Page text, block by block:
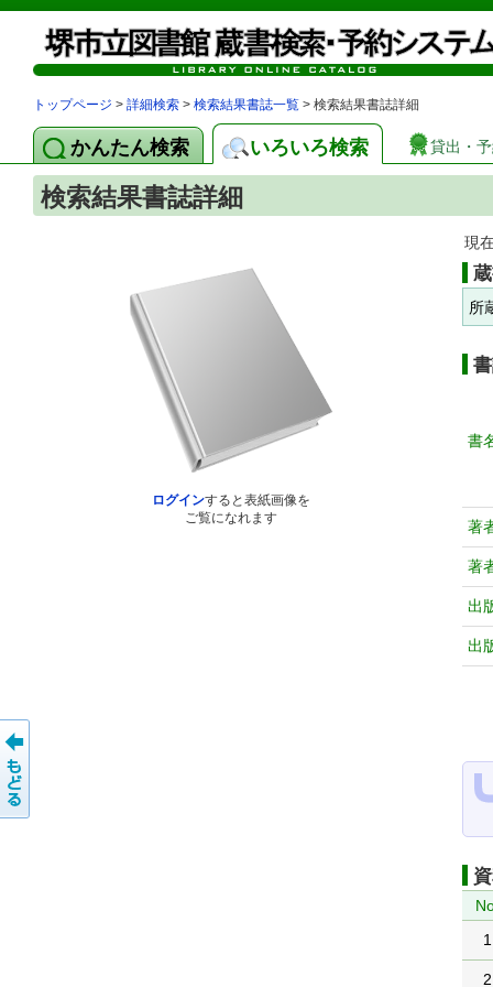
トップページ > 詳細検索 > 検索結果書誌一覧 > 検索結果書誌詳細
かんたん検索 いろいろ検索 貸出・
検索結果書誌詳細
ログインすると表紙画像を
ご覧になれます
現
所
書
著
著
出
出
1
2